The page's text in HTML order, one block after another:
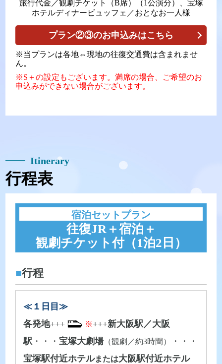
旅行代金／観劇チケット（B席）（1公演分）、宝塚
ホテルディナービュッフェ／おとなお一人様
プラン②③のお申込みはこちら
※当プランは各地⇔現地の往復交通費は含まれませ
ん。
※S＋の設定もございます。満席の場合、ご希望のお
申込みができない場合がございます。
Itinerary
行程表
宿泊セットプラン
往復JR＋宿泊＋
観劇チケット付（1泊2日）
■行程
≪１日目≫
各発地+++ ※+++新大阪駅／大阪
駅 ・・・ 宝塚大劇場（観劇／約3時間）
・・・
宝塚駅付近ホテルまたは大阪駅付近ホテル